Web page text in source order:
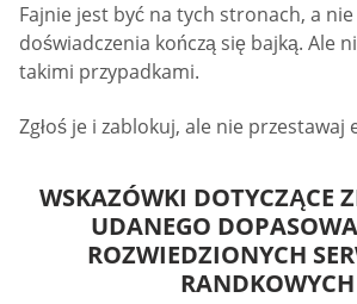
Fajnie jest być na tych stronach, a
doświadczenia kończą się bajką. Ale
takimi przypadkami.
Zgłoś je i zablokuj, ale nie przestawaj
WSKAZÓWKI DOTYCZĄCE
UDANEGO
ROZWIEDZIONYCH
RANDKOWYCH